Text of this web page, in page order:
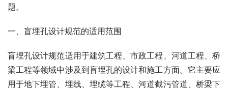
题。
一、盲埋孔设计规范的适用范围
盲埋孔设计规范适用于建筑工程、市政工程、河道工程、桥
梁工程等领域中涉及到盲埋孔的设计和施工方面。它主要应
用于地下埋管、埋线、埋缆等工程、河道截污管道、桥梁下